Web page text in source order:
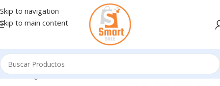
Skip to navigation
Skip to main content
Inicio/Ingresando